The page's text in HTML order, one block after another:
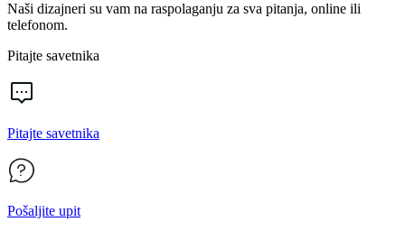
Naši dizajneri su vam na raspolaganju za sva pitanja, online ili
telefonom.
Pitajte savetnika
Pitajte savetnika
Pošaljite upit